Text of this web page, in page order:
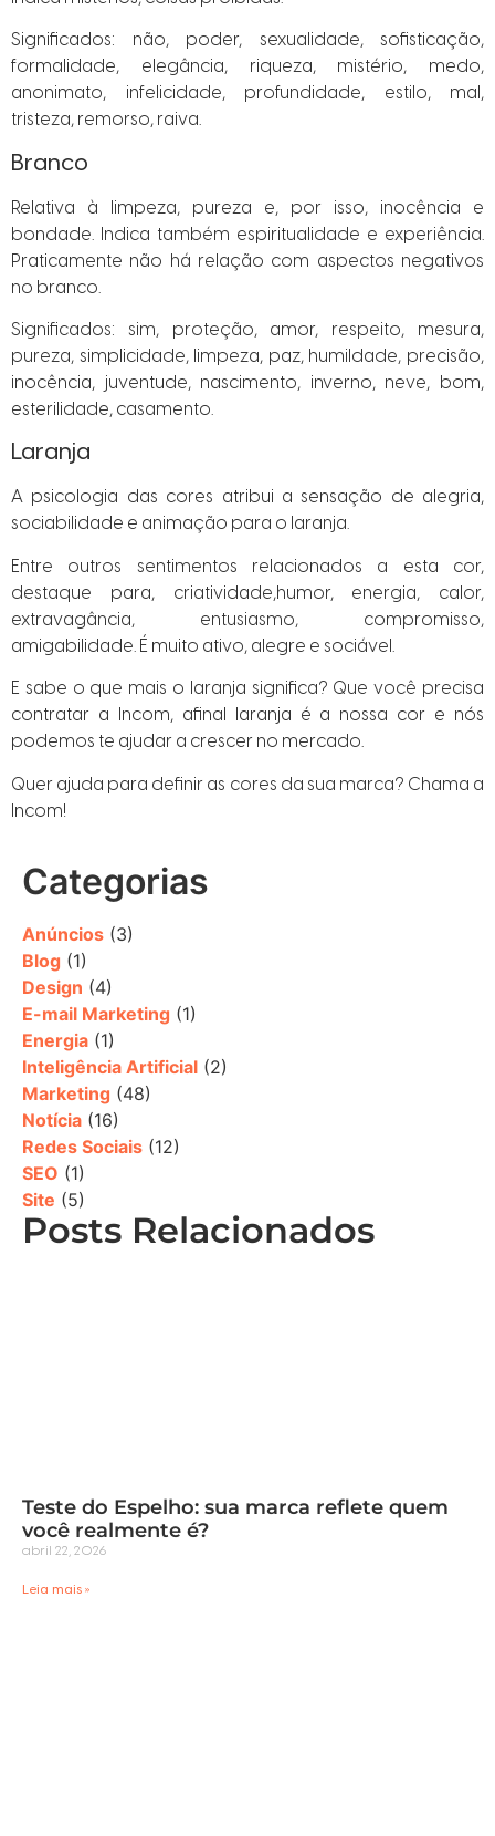
Significados: não, poder, sexualidade, sofisticação,
formalidade, elegância, riqueza, mistério, medo,
anonimato, infelicidade, profundidade, estilo, mal,
tristeza, remorso, raiva.
Branco
Relativa à limpeza, pureza e, por isso, inocência e
bondade. Indica também espiritualidade e experiência.
Praticamente não há relação com aspectos negativos
no branco.
Significados: sim, proteção, amor, respeito, mesura,
pureza, simplicidade, limpeza, paz, humildade, precisão,
inocência, juventude, nascimento, inverno, neve, bom,
esterilidade, casamento.
Laranja
A psicologia das cores atribui a sensação de alegria,
sociabilidade e animação para o laranja.
Entre outros sentimentos relacionados a esta cor,
destaque para, criatividade,humor, energia, calor,
extravagância, entusiasmo, compromisso,
amigabilidade. É muito ativo, alegre e sociável.
E sabe o que mais o laranja significa? Que você precisa
contratar a Incom, afinal laranja é a nossa cor e nós
podemos te ajudar a crescer no mercado.
Quer ajuda para definir as cores da sua marca? Chama a
Incom!
Categorias
Anúncios (3)
Blog (1)
Design (4)
E-mail Marketing (1)
Energia (1)
Inteligência Artificial (2)
Marketing (48)
Notícia (16)
Redes Sociais (12)
SEO (1)
Site (5)
Posts Relacionados
Teste do Espelho: sua marca reflete quem
você realmente é?
abril 22, 2026
Leia mais »